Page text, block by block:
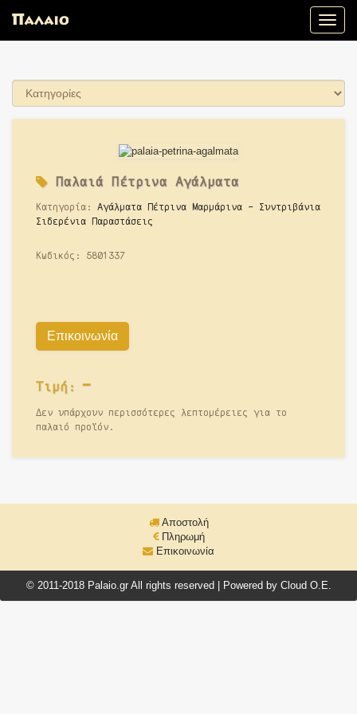
Toggle
Παλαιά Πέτρινα Αγάλματα
Κατηγορία: Αγάλματα Πέτρινα Μαρμάρινα - Συντριβάνια
Σιδερένια Παραστάσεις
Κωδικός: 5801337
Επικοινωνία
Τιμή: -
Δεν υπάρχουν περισσότερες λεπτομέρειες για το
παλαιό προϊόν.
Αποστολή
Πληρωμή
Επικοινωνία
© 2011-2018 Palaio.gr All rights reserved | Powered by Cloud O.E.